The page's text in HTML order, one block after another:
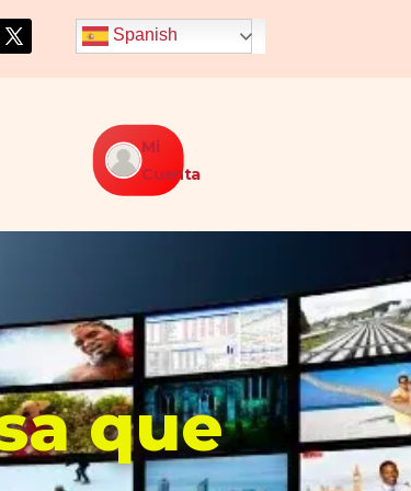
Spanish
Mi
Cuenta
que